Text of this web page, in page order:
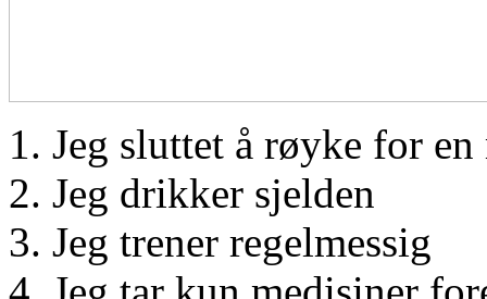
Jeg sluttet å røyke for en
Jeg drikker sjelden
Jeg trener regelmessig